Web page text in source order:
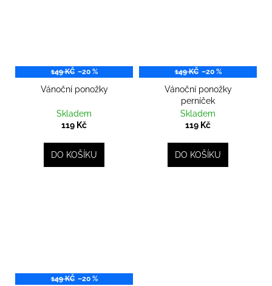
149 KČ –20 %
Vánoční ponožky
Skladem
119 Kč
DO KOŠÍKU
149 KČ –20 %
Vánoční ponožky
perníček
Skladem
119 Kč
DO KOŠÍKU
149 KČ –20 %